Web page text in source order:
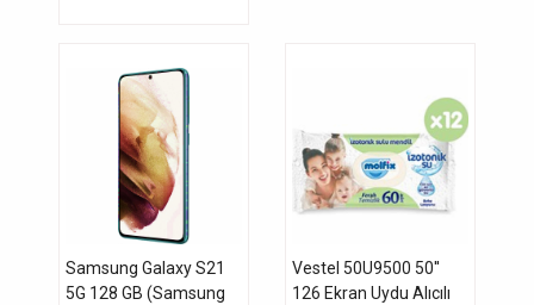
Samsung Galaxy S21
5G 128 GB (Samsung
Vestel 50U9500 50''
126 Ekran Uydu Alıcılı